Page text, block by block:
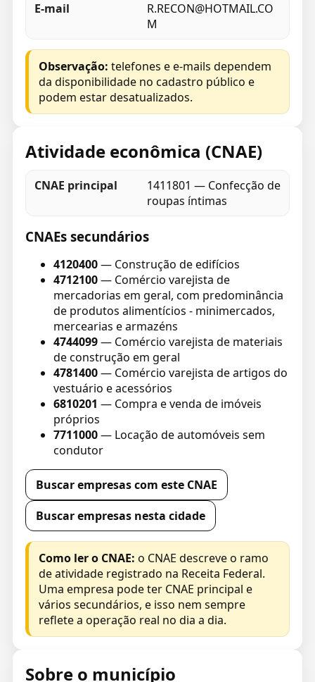
E-mail
R.RECON@HOTMAIL.CO
M
Observação: telefones e e-mails dependem
da disponibilidade no cadastro público e
podem estar desatualizados.
Atividade econômica (CNAE)
CNAE principal
1411801 — Confecção de
roupas íntimas
CNAEs secundários
4120400— Construção de edifícios
4712100— Comércio varejista de
mercadorias em geral, com predominância
de produtos alimentícios - minimercados,
mercearias e armazéns
4744099— Comércio varejista de materiais
de construção em geral
4781400— Comércio varejista de artigos do
vestuário e acessórios
6810201 — Compra e venda de imóveis
próprios
7711000— Locação de automóveis sem
condutor
Buscar empresas com este CNAE
Buscar empresas nesta cidade
Como ler o CNAE: o CNAE descreve o ramo
de atividade registrado na Receita Federal.
Uma empresa pode ter CNAE principal e
vários secundários, e isso nem sempre
reflete a operação real no dia a dia.
Sobre o município